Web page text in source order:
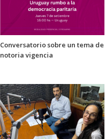
Conversatorio sobre un tema de
notoria vigencia